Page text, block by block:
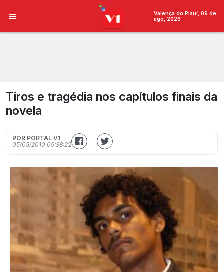
Valença do Piauí, 09 de
ago, 2026
Tiros e tragédia nos capítulos finais da
novela
POR PORTAL V1
05/05/2010 09:38:22